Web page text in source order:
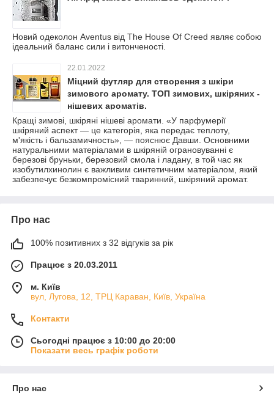
Новий одеколон Aventus від The House Of Creed являє собою
ідеальний баланс сили і витонченості.
22.01.2022
Міцний футляр для створення з шкіри
зимового аромату. ТОП зимових, шкіряних -
нішевих ароматів.
Кращі зимові, шкіряні нішеві аромати. «У парфумерії
шкіряний аспект — це категорія, яка передає теплоту,
м'якість і бальзамичность», — пояснює Давши. Основними
натуральними матеріалами в шкіряній ограновуванні є
березові бруньки, березовий смола і ладану, в той час як
изобутилхинолин є важливим синтетичним матеріалом, який
забезпечує безкомпромісний тваринний, шкіряний аромат.
Про нас
100% позитивних з 32 відгуків за рік
Працює з 20.03.2011
м. Київ
вул, Лугова, 12, ТРЦ Караван, Київ, Україна
Контакти
Сьогодні працює з 10:00 до 20:00
Показати весь графік роботи
Про нас